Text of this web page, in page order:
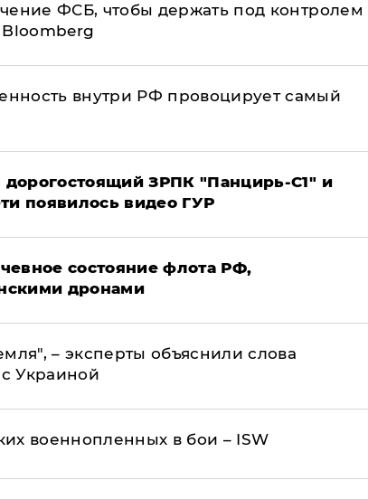
ФСБ, чтобы держать под контролем
Bloomberg
внутри РФ провоцирует самый
ЗРПК "Панцирь-С1" и
появилось видео ГУР
состояние флота РФ,
дронами
– эксперты объяснили слова
Украиной
военнопленных в бои – ISW